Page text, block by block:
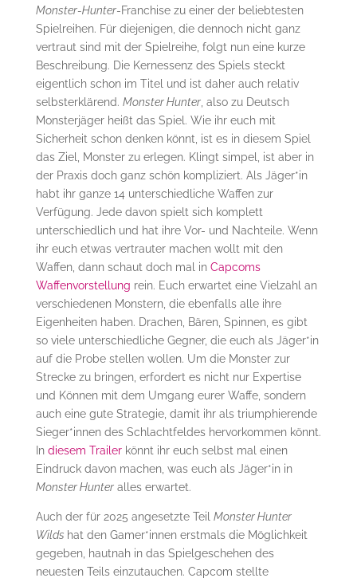
Monster-Hunter-Franchise zu einer der beliebtesten
Spielreihen. Für diejenigen, die dennoch nicht ganz
vertraut sind mit der Spielreihe, folgt nun eine kurze
Beschreibung. Die Kernessenz des Spiels steckt
eigentlich schon im Titel und ist daher auch relativ
selbsterklärend. Monster Hunter, also zu Deutsch
Monsterjäger heißt das Spiel. Wie ihr euch mit
Sicherheit schon denken könnt, ist es in diesem Spiel
das Ziel, Monster zu erlegen. Klingt simpel, ist aber in
der Praxis doch ganz schön kompliziert. Als Jäger*in
habt ihr ganze 14 unterschiedliche Waffen zur
Verfügung. Jede davon spielt sich komplett
unterschiedlich und hat ihre Vor- und Nachteile. Wenn
ihr euch etwas vertrauter machen wollt mit den
Waffen, dann schaut doch mal in Capcoms
Waffenvorstellung rein. Euch erwartet eine Vielzahl an
verschiedenen Monstern, die ebenfalls alle ihre
Eigenheiten haben. Drachen, Bären, Spinnen, es gibt
so viele unterschiedliche Gegner, die euch als Jäger*in
auf die Probe stellen wollen. Um die Monster zur
Strecke zu bringen, erfordert es nicht nur Expertise
und Können mit dem Umgang eurer Waffe, sondern
auch eine gute Strategie, damit ihr als triumphierende
Sieger*innen des Schlachtfeldes hervorkommen könnt.
In diesem Trailerkönnt ihr euch selbst mal einen
Eindruck davon machen, was euch als Jäger*in in
Monster Hunteralles erwartet.
Auch der für 2025 angesetzte Teil Monster Hunter
Wilds hat den Gamer*innen erstmals die Möglichkeit
gegeben, hautnah in das Spielgeschehen des
neuesten Teils einzutauchen. Capcom stellte